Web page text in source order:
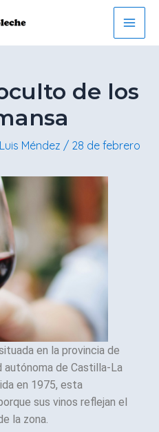
Main
de los
Luis Méndez / 28 de febrero
en la provincia de
autónoma de Castilla-La
en 1975, esta
sus vinos reflejan el
la zona.